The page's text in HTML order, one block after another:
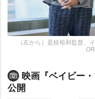
（左から）是枝裕和監督、
映画『ベイビー
公開